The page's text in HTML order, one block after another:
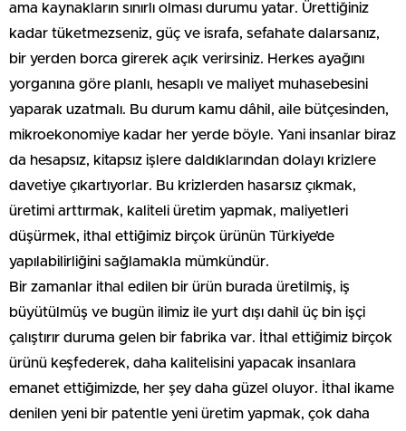
ama kaynakların sınırlı olması durumu yatar. Ürettiğiniz
kadar tüketmezseniz, güç ve israfa, sefahate dalarsanız,
bir yerden borca girerek açık verirsiniz. Herkes ayağını
yorganına göre planlı, hesaplı ve maliyet muhasebesini
yaparak uzatmalı. Bu durum kamu dâhil, aile bütçesinden,
mikroekonomiye kadar her yerde böyle. Yani insanlar biraz
da hesapsız, kitapsız işlere daldıklarından dolayı krizlere
davetiye çıkartıyorlar. Bu krizlerden hasarsız çıkmak,
üretimi arttırmak, kaliteli üretim yapmak, maliyetleri
düşürmek, ithal ettiğimiz birçok ürünün Türkiye’de
yapılabilirliğini sağlamakla mümkündür.
Bir zamanlar ithal edilen bir ürün burada üretilmiş, iş
büyütülmüş ve bugün ilimiz ile yurt dışı dahil üç bin işçi
çalıştırır duruma gelen bir fabrika var. İthal ettiğimiz birçok
ürünü keşfederek, daha kalitelisini yapacak insanlara
emanet ettiğimizde, her şey daha güzel oluyor. İthal ikame
denilen yeni bir patentle yeni üretim yapmak, çok daha